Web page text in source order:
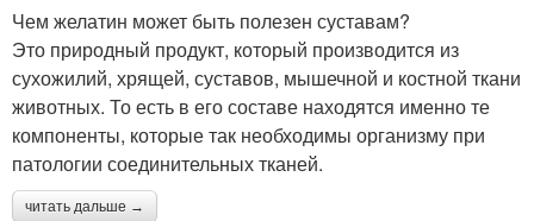
Чем желатин может быть полезен суставам?
Это природный продукт, который производится из
сухожилий, хрящей, суставов, мышечной и костной ткани
животных. То есть в его составе находятся именно те
компоненты, которые так необходимы организму при
патологии соединительных тканей.
читать дальше →